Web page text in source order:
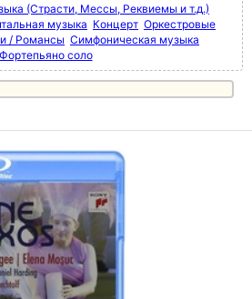
(Страсти, Мессы, Реквиемы и т.д.)
музыка Концерт Оркестровые
/ Романсы Симфоническая музыка
Фортепьяно соло